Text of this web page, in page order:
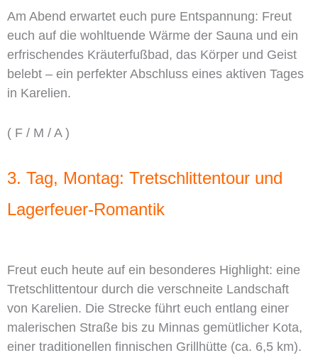
Am Abend erwartet euch pure Entspannung: Freut
euch auf die wohltuende Wärme der Sauna und ein
erfrischendes Kräuterfußbad, das Körper und Geist
belebt – ein perfekter Abschluss eines aktiven Tages
in Karelien.
( F / M / A )
3. Tag, Montag: Tretschlittentour und
Lagerfeuer-Romantik
Freut euch heute auf ein besonderes Highlight: eine
Tretschlittentour durch die verschneite Landschaft
von Karelien. Die Strecke führt euch entlang einer
malerischen Straße bis zu Minnas gemütlicher Kota,
einer traditionellen finnischen Grillhütte (ca. 6,5 km).